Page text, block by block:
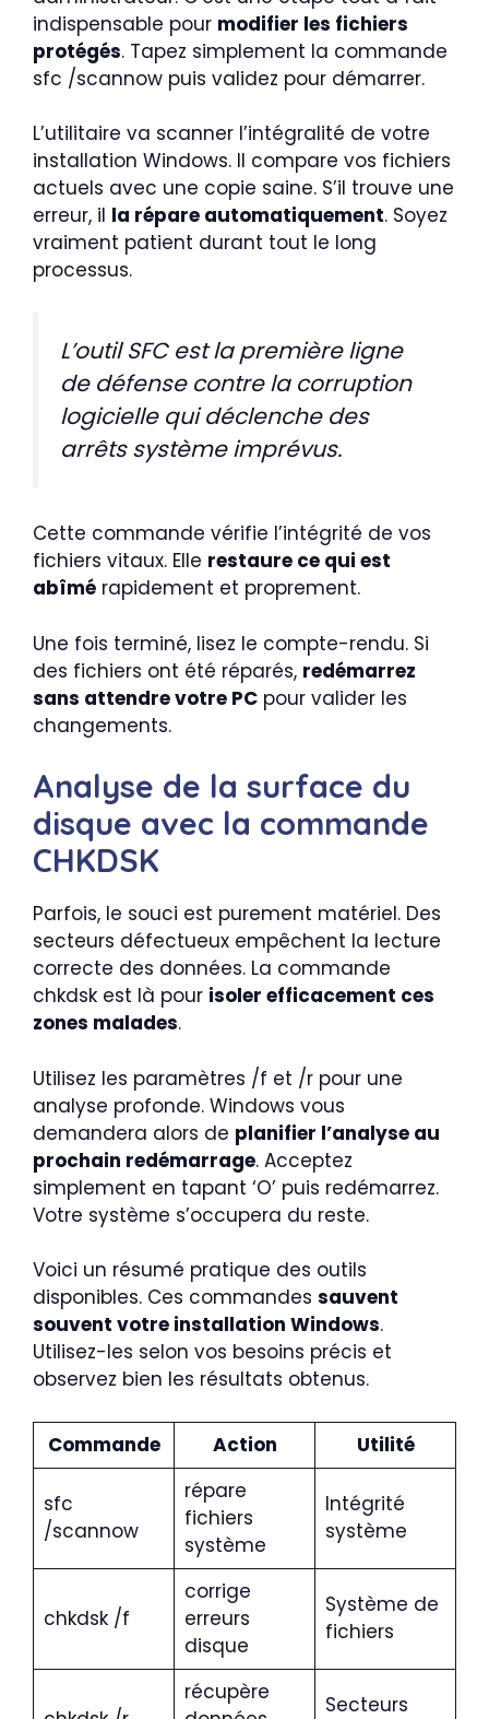
indispensable pour modifier les fichiers
protégés. Tapez simplement la commande
sfc /scannow puis validez pour démarrer.
L’utilitaire va scanner l’intégralité de votre
installation Windows. Il compare vos fichiers
actuels avec une copie saine. S’il trouve une
erreur, il la répare automatiquement. Soyez
vraiment patient durant tout le long
processus.
L’outil SFC est la première ligne
de défense contre la corruption
logicielle qui déclenche des
arrêts système imprévus.
Cette commande vérifie l’intégrité de vos
fichiers vitaux. Elle restaure ce qui est
abîmé rapidement et proprement.
Une fois terminé, lisez le compte-rendu. Si
des fichiers ont été réparés, redémarrez
sans attendre votre PC pour valider les
changements.
Analyse de la surface du
disque avec la commande
CHKDSK
Parfois, le souci est purement matériel. Des
secteurs défectueux empêchent la lecture
correcte des données. La commande
chkdsk est là pour isoler efficacement ces
zones malades.
Utilisez les paramètres /f et /r pour une
analyse profonde. Windows vous
demandera alors de planifier l’analyse au
prochain redémarrage. Acceptez
simplement en tapant ‘O’ puis redémarrez.
Votre système s’occupera du reste.
Voici un résumé pratique des outils
disponibles. Ces commandes sauvent
souvent votre installation Windows.
Utilisez-les selon vos besoins précis et
observez bien les résultats obtenus.
Commande Action Utilité
sfc
/scannow
répare
fichiers
système
Intégrité
système
chkdsk /f
corrige
erreurs
disque
Système de
fichiers
récupère
Secteurs